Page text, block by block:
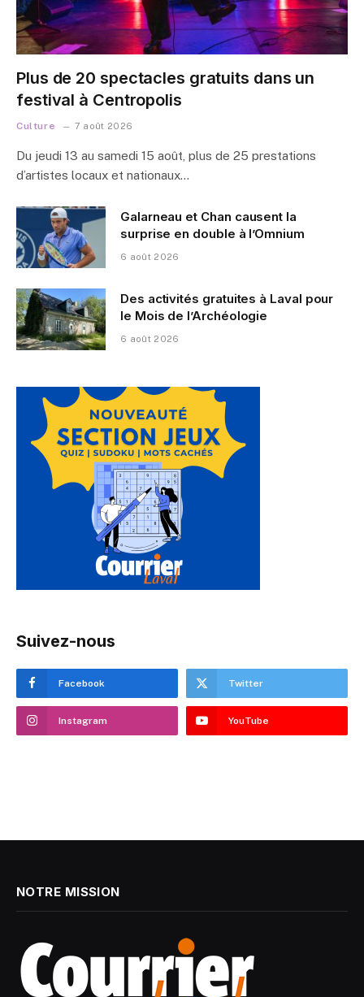
Plus de 20 spectacles gratuits dans un
festival à Centropolis
Culture 7 août 2026
Du jeudi 13 au samedi 15 août, plus de 25 prestations
d’artistes locaux et nationaux…
Galarneau et Chan causent la
surprise en double à l’Omnium
6 août 2026
Des activités gratuites à Laval pour
le Mois de l’Archéologie
6 août 2026
Suivez-nous
Facebook Twitter
Instagram YouTube
NOTRE MISSION